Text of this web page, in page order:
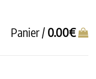
Panier / 0.00€